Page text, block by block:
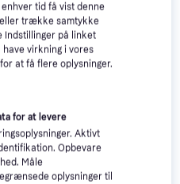
tid få vist denne
trække samtykke
Indstillinger på linket
have virkning i vores
at få flere oplysninger.
for at levere
Aktivt
Opbevare
Måle
oplysninger til